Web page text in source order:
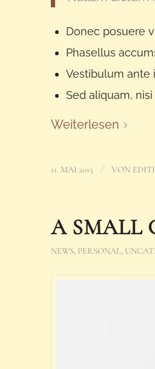
Donec posuere
Phasellus
Vestibulum ante
Sed aliquam,
Weiterlesen
11. MAI 2015 / VON
A SMALL
NEWS, PERSONAL,